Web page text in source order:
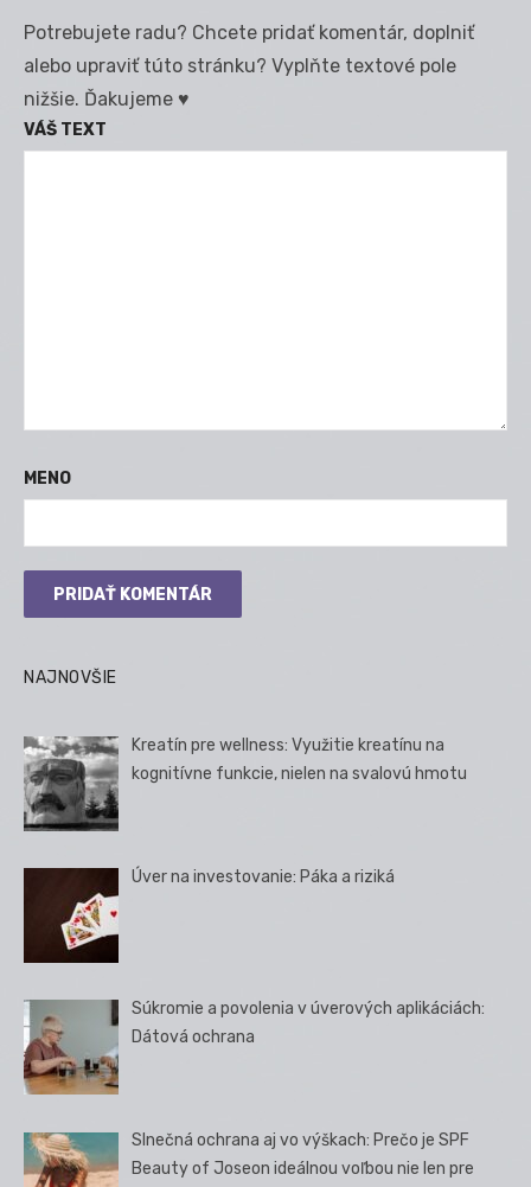
Potrebujete radu? Chcete pridať komentár, doplniť
alebo upraviť túto stránku? Vyplňte textové pole
nižšie. Ďakujeme ♥
VÁŠ TEXT
MENO
NAJNOVŠIE
Kreatín pre wellness: Využitie kreatínu na
kognitívne funkcie, nielen na svalovú hmotu
Úver na investovanie: Páka a riziká
Súkromie a povolenia v úverových aplikáciách:
Dátová ochrana
Slnečná ochrana aj vo výškach: Prečo je SPF
Beauty of Joseon ideálnou voľbou nie len pre